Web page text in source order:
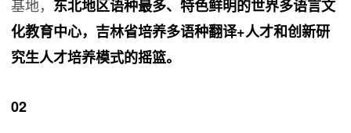
基地， 东北地区语种最多、特色鲜明的世界多语言文
化教育中心，吉林省培养多语种翻译+人才和创新研
究生人才培养模式的摇篮。
02